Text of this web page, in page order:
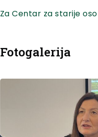
Za Centar za starije
Fotogalerija